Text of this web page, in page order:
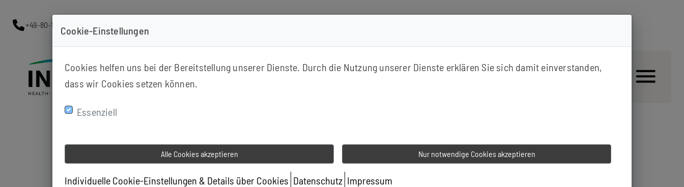
+49-80-12345Cookie-Einstellungen
Cookies helfen uns bei der Bereitstellung unserer Dienste. Durch die Nutzung unserer Dienste erklären Sie sich damit einverstanden,
dass wir Cookies setzen können.
Essenziell
Alle Cookies akzeptieren Nur notwendige Cookies akzeptieren
Individuelle Cookie-Einstellungen & Details über Cookies Datenschutz Impressum